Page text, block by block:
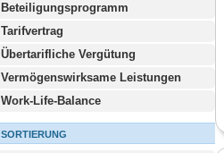
Beteiligungsprogramm
Tarifvertrag
Übertarifliche Vergütung
Vermögenswirksame Leistungen
Work-Life-Balance
SORTIERUNG